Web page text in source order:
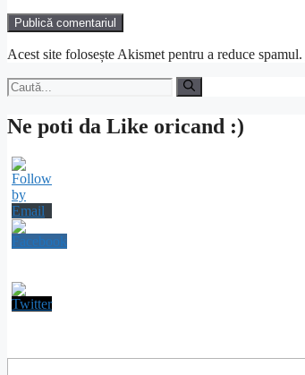
Acest site folosește Akismet pentru a reduce spamul.
Caută
după:
Ne poti da Like oricand :)